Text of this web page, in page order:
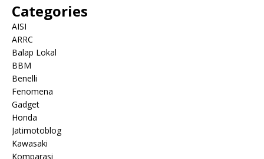
Categories
AISI
ARRC
Balap Lokal
BBM
Benelli
Fenomena
Gadget
Honda
Jatimotoblog
Kawasaki
Komparasi